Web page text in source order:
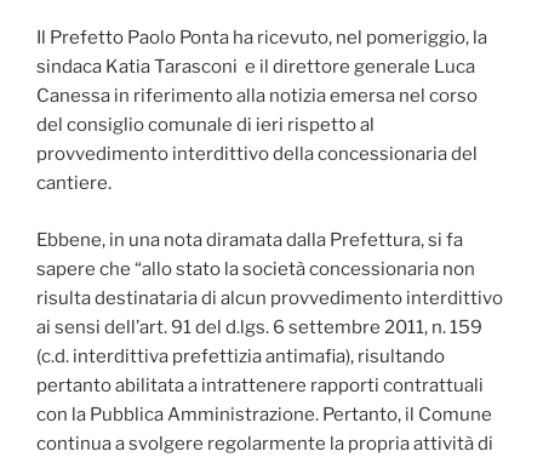
Il Prefetto Paolo Ponta ha ricevuto, nel pomeriggio, la
sindaca Katia Tarasconi e il direttore generale Luca
Canessa in riferimento alla notizia emersa nel corso
del consiglio comunale di ieri rispetto al
provvedimento interdittivo della concessionaria del
cantiere.
Ebbene, in una nota diramata dalla Prefettura, si fa
sapere che “allo stato la società concessionaria non
risulta destinataria di alcun provvedimento interdittivo
ai sensi dell’art. 91 del d.lgs. 6 settembre 2011, n. 159
(c.d. interdittiva prefettizia antimafia), risultando
pertanto abilitata a intrattenere rapporti contrattuali
con la Pubblica Amministrazione. Pertanto, il Comune
continua a svolgere regolarmente la propria attività di